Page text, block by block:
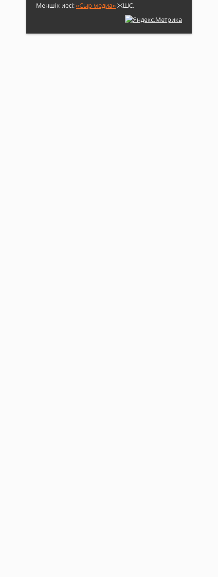
Меншік иесі:«Сыр медиа»ЖШС.